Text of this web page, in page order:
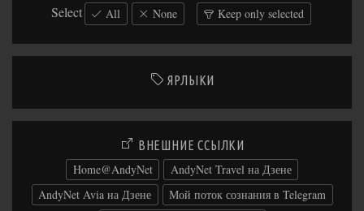
Select All None Keep only selected
ЯРЛЫКИ
ВНЕШНИЕ ССЫЛКИ
Home@AndyNet
AndyNet Travel на Дзене
AndyNet Avia на Дзене
Мой поток сознания в Telegram